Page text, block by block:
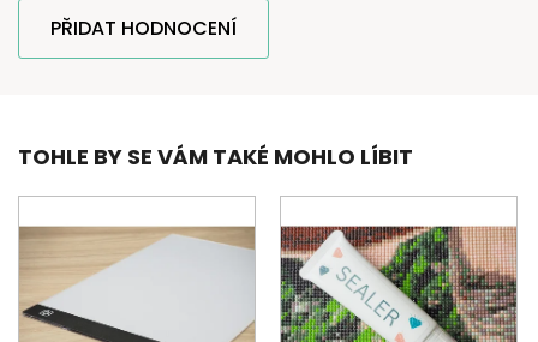
PŘIDAT HODNOCENÍ
TOHLE BY SE VÁM TAKÉ MOHLO LÍBIT